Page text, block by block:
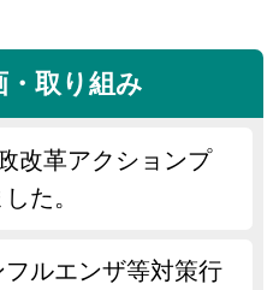
・取り組み
改革アクションプ
た。
フルエンザ等対策行